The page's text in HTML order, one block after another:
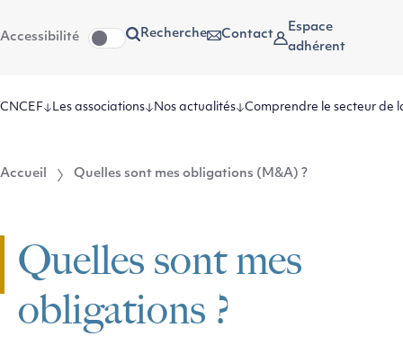
au
contenu
Accessibilité Recherche Contact
Espace
adhérent
CNCEF Les associations Nos actualités Comprendre le secteur de
Accueil Quelles sont mes obligations (M&A) ?
Quelles sont mes
obligations ?